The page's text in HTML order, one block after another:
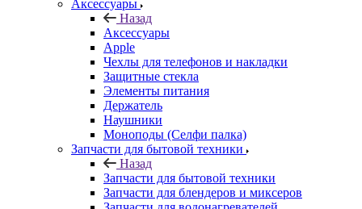
Аксессуары
Назад
Аксессуары
Apple
Чехлы для телефонов и накладки
Защитные стекла
Элементы питания
Держатель
Наушники
Моноподы (Селфи палка)
Запчасти для бытовой техники
Назад
Запчасти для бытовой техники
Запчасти для блендеров и миксеров